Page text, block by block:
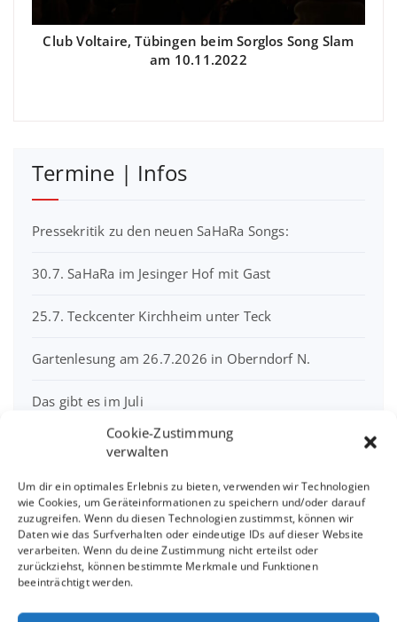
Cookie-Zustimmung
verwalten
Um dir ein optimales Erlebnis zu bieten, verwenden wir Technologien
wie Cookies, um Geräteinformationen zu speichern und/oder darauf
zuzugreifen. Wenn du diesen Technologien zustimmst, können wir
Daten wie das Surfverhalten oder eindeutige IDs auf dieser Website
verarbeiten. Wenn du deine Zustimmung nicht erteilst oder
zurückziehst, können bestimmte Merkmale und Funktionen
beeinträchtigt werden.
Club Voltaire, Tübingen beim Sorglos Song Slam
am 10.11.2022
Termine | Infos
Pressekritik zu den neuen SaHaRa Songs:
30.7. SaHaRa im Jesinger Hof mit Gast
25.7. Teckcenter Kirchheim unter Teck
Gartenlesung am 26.7.2026 in Oberndorf N.
Das gibt es im Juli
26.04. im Café Kulturpark RT-Nord
16.04. in der Kaffeerösterei Rudolph Metzingen
Interview mit Sandra